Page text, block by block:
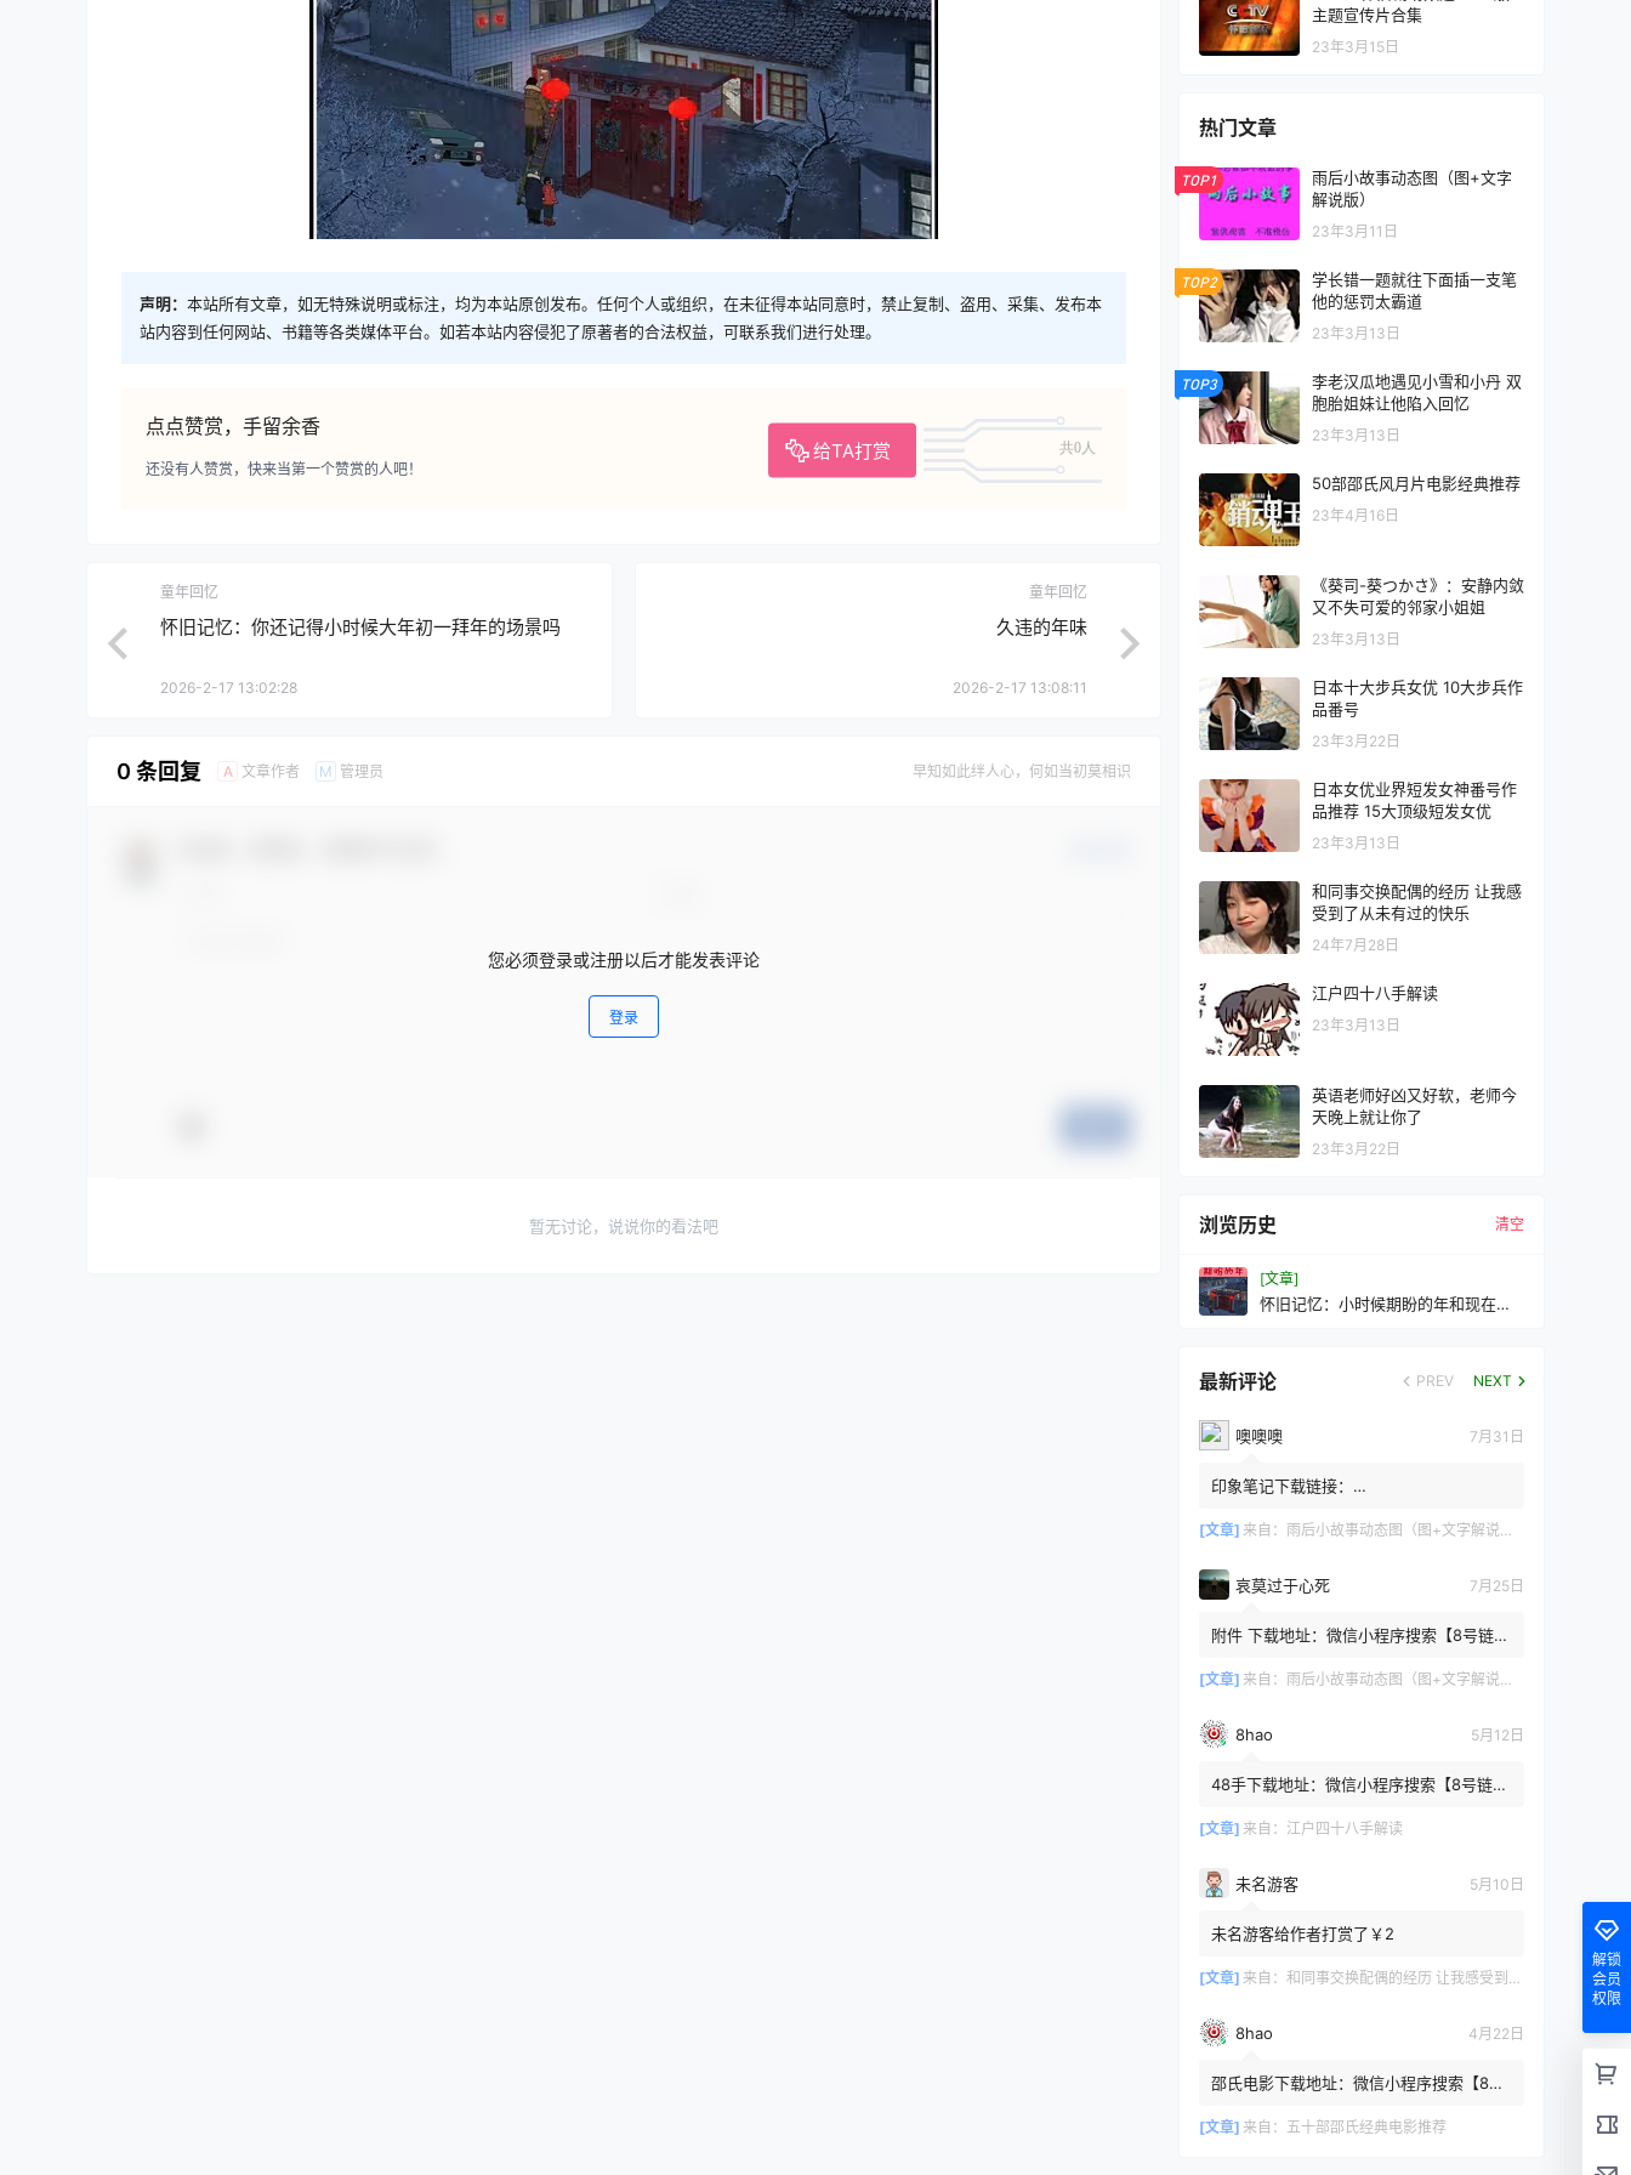
声明： 本站所有文章，如无特殊说明或标注，均为本站原创发布。任何个人或组织，在未征得本站同意时，禁止复制、盗用、采集、发布本
站内容到任何网站、书籍等各类媒体平台。如若本站内容侵犯了原著者的合法权益，可联系我们进行处理。
点点赞赏，手留余香
给TA打赏 共0人
还没有人赞赏，快来当第一个赞赏的人吧！
童年回忆
怀旧记忆：你还记得小时候大年初一拜年的场景吗
2026-2-17 13:02:28
童年回忆
久违的年味
2026-2-17 13:08:11
0 条回复 A 文章作者 M 管理员 早知如此绊人心，何如当初莫相识
您必须登录或注册以后才能发表评论
登录
暂无讨论，说说你的看法吧
主题宣传片合集
23年3月15日
热门文章
TOP1
雨后小故事动态图（图+文字
解说版）
23年3月11日
TOP2
学长错一题就往下面插一支笔
他的惩罚太霸道
23年3月13日
TOP3
李老汉瓜地遇见小雪和小丹 双
胞胎姐妹让他陷入回忆
23年3月13日
50部邵氏风月片电影经典推荐
23年4月16日
《葵司-葵つかさ》：安静内敛
又不失可爱的邻家小姐姐
23年3月13日
日本十大步兵女优 10大步兵作
品番号
23年3月22日
日本女优业界短发女神番号作
品推荐 15大顶级短发女优
23年3月13日
和同事交换配偶的经历 让我感
受到了从未有过的快乐
24年7月28日
江户四十八手解读
23年3月13日
英语老师好凶又好软，老师今
天晚上就让你了
23年3月22日
浏览历史 清空
[文章]
怀旧记忆：小时候期盼的年和现在等
最新评论 PREV NEXT
噢噢噢 7月31日
印象笔记下载链接：
[文章] 来自： 雨后小故事动态图（图+文字解说版）
哀莫过于心死 7月25日
附件 下载地址：微信小程序搜索【8号链
或保存下方二维码微信里...
[文章] 来自： 雨后小故事动态图（图+文字解说版）
8hao 5月12日
48手下载地址：微信小程序搜索【8号链
或保存下方二维码微信里识别
[文章] 来自： 江户四十八手解读
未名游客 5月10日
未名游客给作者打赏了￥2
[文章] 来自： 和同事交换配偶的经历 让我感受到了从未有过的快乐
8hao 4月22日
邵氏电影下载地址：微信小程序搜索【8号
令或保存下方二维码微...
[文章] 来自： 五十部邵氏经典电影推荐
解锁
会员
权限